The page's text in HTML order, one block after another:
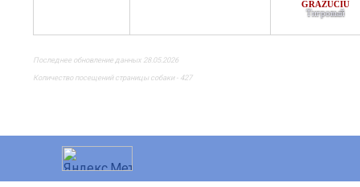
GRAZUCIU
Тигровый
Последнее обновление данных 28.05.2026
Количество посещений страницы собаки - 427